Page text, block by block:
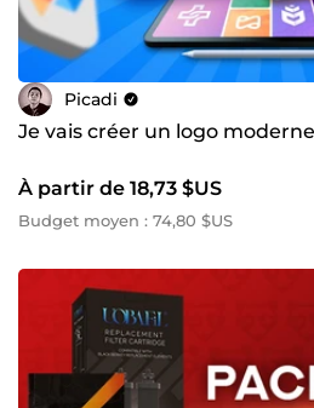
Picadi
Je vais créer un logo
À partir de 18,73 $US
Budget moyen : 74,80 $US